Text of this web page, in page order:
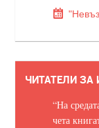
ЧИТАТЕЛИ ЗА
“На
чета